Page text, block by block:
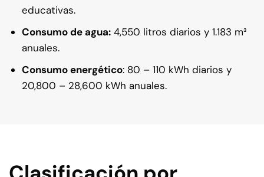
educativas.
Consumo de agua: 4,550 litros diarios y 1.183 m³
anuales.
Consumo energético: 80 – 110 kWh diarios y
20,800 – 28,600 kWh anuales.